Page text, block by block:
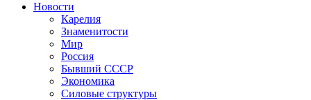
Новости
Карелия
Знаменитости
Мир
Россия
Бывший СССР
Экономика
Силовые структуры